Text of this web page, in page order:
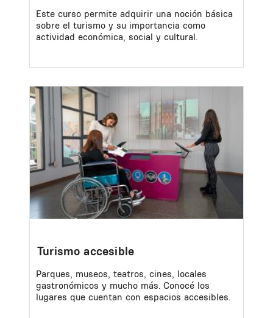
Este curso permite adquirir una noción básica
sobre el turismo y su importancia como
actividad económica, social y cultural.
Image
Turismo accesible
Parques, museos, teatros, cines, locales
gastronómicos y mucho más. Conocé los
lugares que cuentan con espacios accesibles.